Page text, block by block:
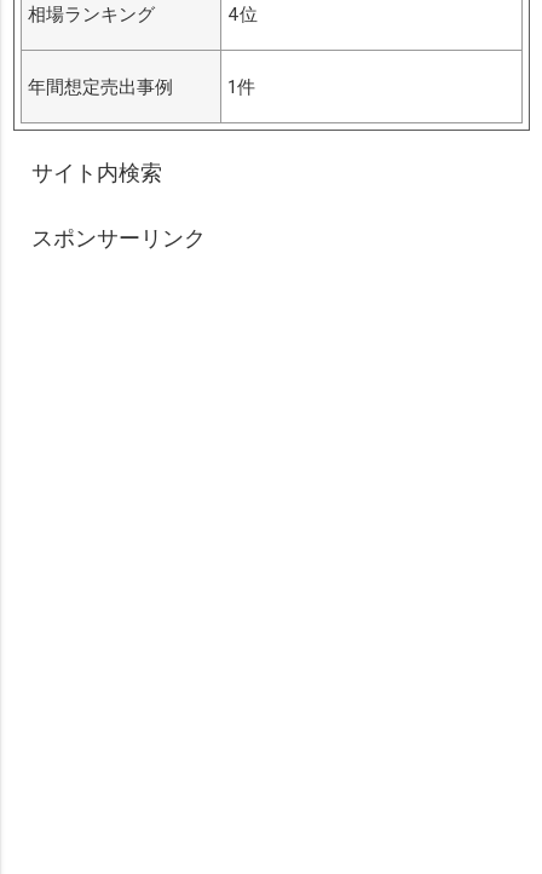
相場ランキング 4位
年間想定売出事例 1件
サイト内検索
スポンサーリンク